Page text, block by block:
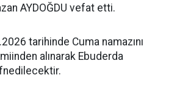
AYDOĞDU vefat etti.
tarihinde Cuma namazını
alınarak Ebuderda